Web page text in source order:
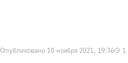
Опубликовано10 ноября 2021, 19:36 1